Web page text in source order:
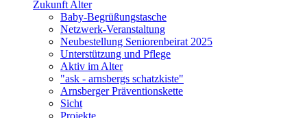
Zukunft Alter
Baby-Begrüßungstasche
Netzwerk-Veranstaltung
Neubestellung Seniorenbeirat 2025
Unterstützung und Pflege
Aktiv im Alter
"ask - arnsbergs schatzkiste"
Arnsberger Präventionskette
Sicht
Projekte